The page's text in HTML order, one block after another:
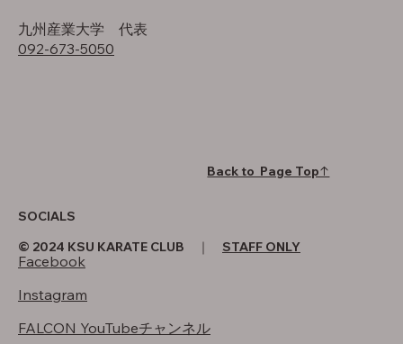
​九州産業大学 代表
092-673-5050
SOCIALS
Facebook
Instagram
FALCON YouTubeチャンネル
Back to Page Top↑
© 2024 KSU KARATE CLUB ｜ STAFF ONLY